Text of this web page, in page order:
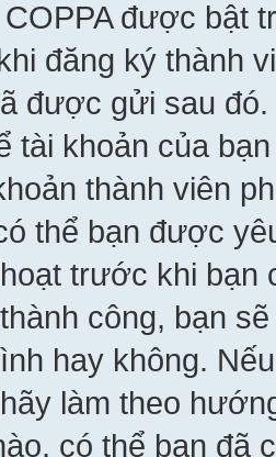
được bật
đăng ký thành
được gửi sau
tài khoản của
thành viên
thể bạn được
trước khi bạn
công, bạn
hay không.
làm theo
có thể bạn đã